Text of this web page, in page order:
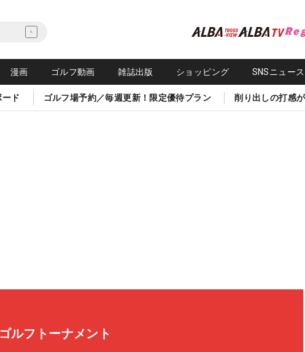
漫画 ゴルフ動画 雑誌出版 ショッピング SNSニュース
ド ゴルフ場予約／毎週更新！限定優待プラン 削り出しの打感
ルフトーナメント